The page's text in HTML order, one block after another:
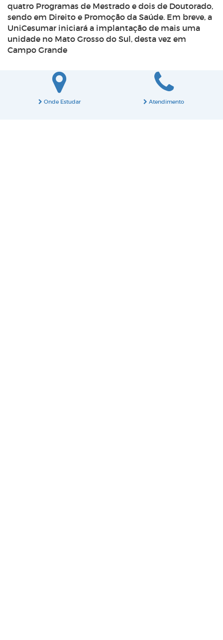
quatro Programas de Mestrado e dois de Doutorado,
sendo em Direito e Promoção da Saúde. Em breve, a
UniCesumar iniciará a implantação de mais uma
unidade no Mato Grosso do Sul, desta vez em
Campo Grande
Onde Estudar Atendimento